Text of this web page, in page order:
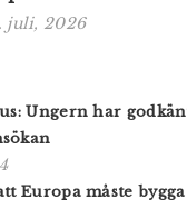
juli, 2026
Ungern har
Europa måste